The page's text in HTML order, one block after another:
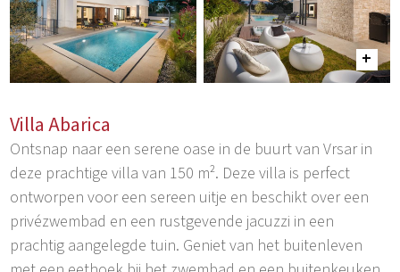
Villa Abarica
Ontsnap naar een serene oase in de buurt van Vrsar in
deze prachtige villa van 150 m². Deze villa is perfect
ontworpen voor een sereen uitje en beschikt over een
privézwembad en een rustgevende jacuzzi in een
prachtig aangelegde tuin. Geniet van het buitenleven